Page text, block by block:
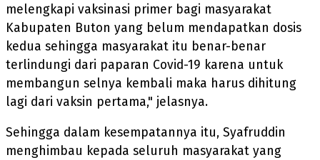
melengkapi vaksinasi primer bagi masyarakat
Kabupaten Buton yang belum mendapatkan dosis
kedua sehingga masyarakat itu benar-benar
terlindungi dari paparan Covid-19 karena untuk
membangun selnya kembali maka harus dihitung
lagi dari vaksin pertama," jelasnya.
Sehingga dalam kesempatannya itu, Syafruddin
menghimbau kepada seluruh masyarakat yang